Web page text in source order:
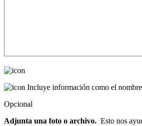
Incluye información como el
Opcional
Adjunta una foto o archivo. Esto nos